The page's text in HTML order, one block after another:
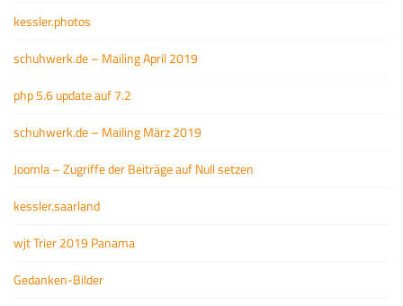
kessler.photos
schuhwerk.de – Mailing April 2019
php 5.6 update auf 7.2
schuhwerk.de – Mailing März 2019
Joomla – Zugriffe der Beiträge auf Null setzen
kessler.saarland
wjt Trier 2019 Panama
Gedanken-Bilder